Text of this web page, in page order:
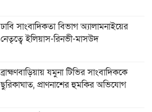
ঢাবি সাংবাদিকতা বিভাগ অ্যালামনাইয়ের
নেতৃত্বে ইলিয়াস-রিনভী-মাসউদ
ব্রাহ্মণবাড়িয়ায় যমুনা টিভির সাংবাদিককে
ছুরিকাঘাত, প্রাণনাশের হুমকির অভিযোগ